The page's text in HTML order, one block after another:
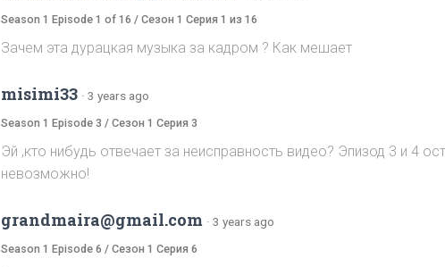
Season 1 Episode 1 of 16 / Сезон 1 Серия 1 из 16
Зачем эта дурацкая музыка за кадром ? Как мешает
misimi33 · 3 years ago
Season 1 Episode 3 / Сезон 1 Серия 3
Эй ,кто нибудь отвечает за неисправность видео? Эпизод 3 и 4
невозможно!
grandmaira@gmail.com · 3 years ago
Season 1 Episode 6 / Сезон 1 Серия 6